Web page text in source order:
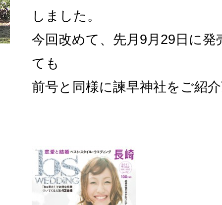
しました。
今回改めて、先月9月29日に
ても
前号と同様に諫早神社をご紹